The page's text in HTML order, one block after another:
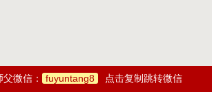
微信： fuyuntang8 点击复制跳转微信